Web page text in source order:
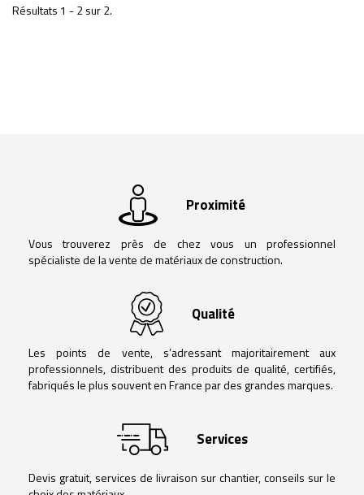
Résultats 1 - 2 sur 2.
Proximité
Vous trouverez près de chez vous un professionnel
spécialiste de la vente de matériaux de construction.
Qualité
Les points de vente, s’adressant majoritairement aux
professionnels, distribuent des produits de qualité, certifiés,
fabriqués le plus souvent en France par des grandes marques.
Services
Devis gratuit, services de livraison sur chantier, conseils sur le